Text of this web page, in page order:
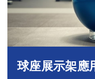
球座展示架應